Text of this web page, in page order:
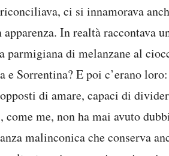
ci si innamorava
In realtà raccontava
parmigiana di melanzane al
Sorrentina? E poi c’erano
di amare, capaci di
come me, non ha mai avuto
malinconica che conserva